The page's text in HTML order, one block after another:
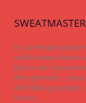
Es ist einiges
wollte etwas Neues
Jahren der
Afro getrennt.
ANTHRAX
haben…